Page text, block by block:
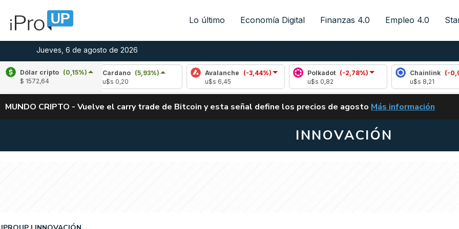
Lo último Economía Digital Finanzas 4.0 Empleo 4.0
Jueves, 6 de agosto de 2026
Dólar cripto (0,15%)
$ 1572,64
Cardano
(5,93%)
Avalanche
(-3,44%)
Polkadot (-2,78%)
Chainlink (-0,08%)
ALERTA
MUNDO CRIPTO - Vuelve el carry trade de Bitcoin y esta señal define los precios de agosto VUELVE EL CARRY
Más información
INNOVACIÓN